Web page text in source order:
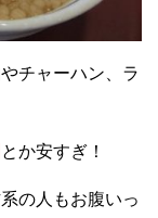
チャーハン、ラ
とか安すぎ！
の人もお腹いっ